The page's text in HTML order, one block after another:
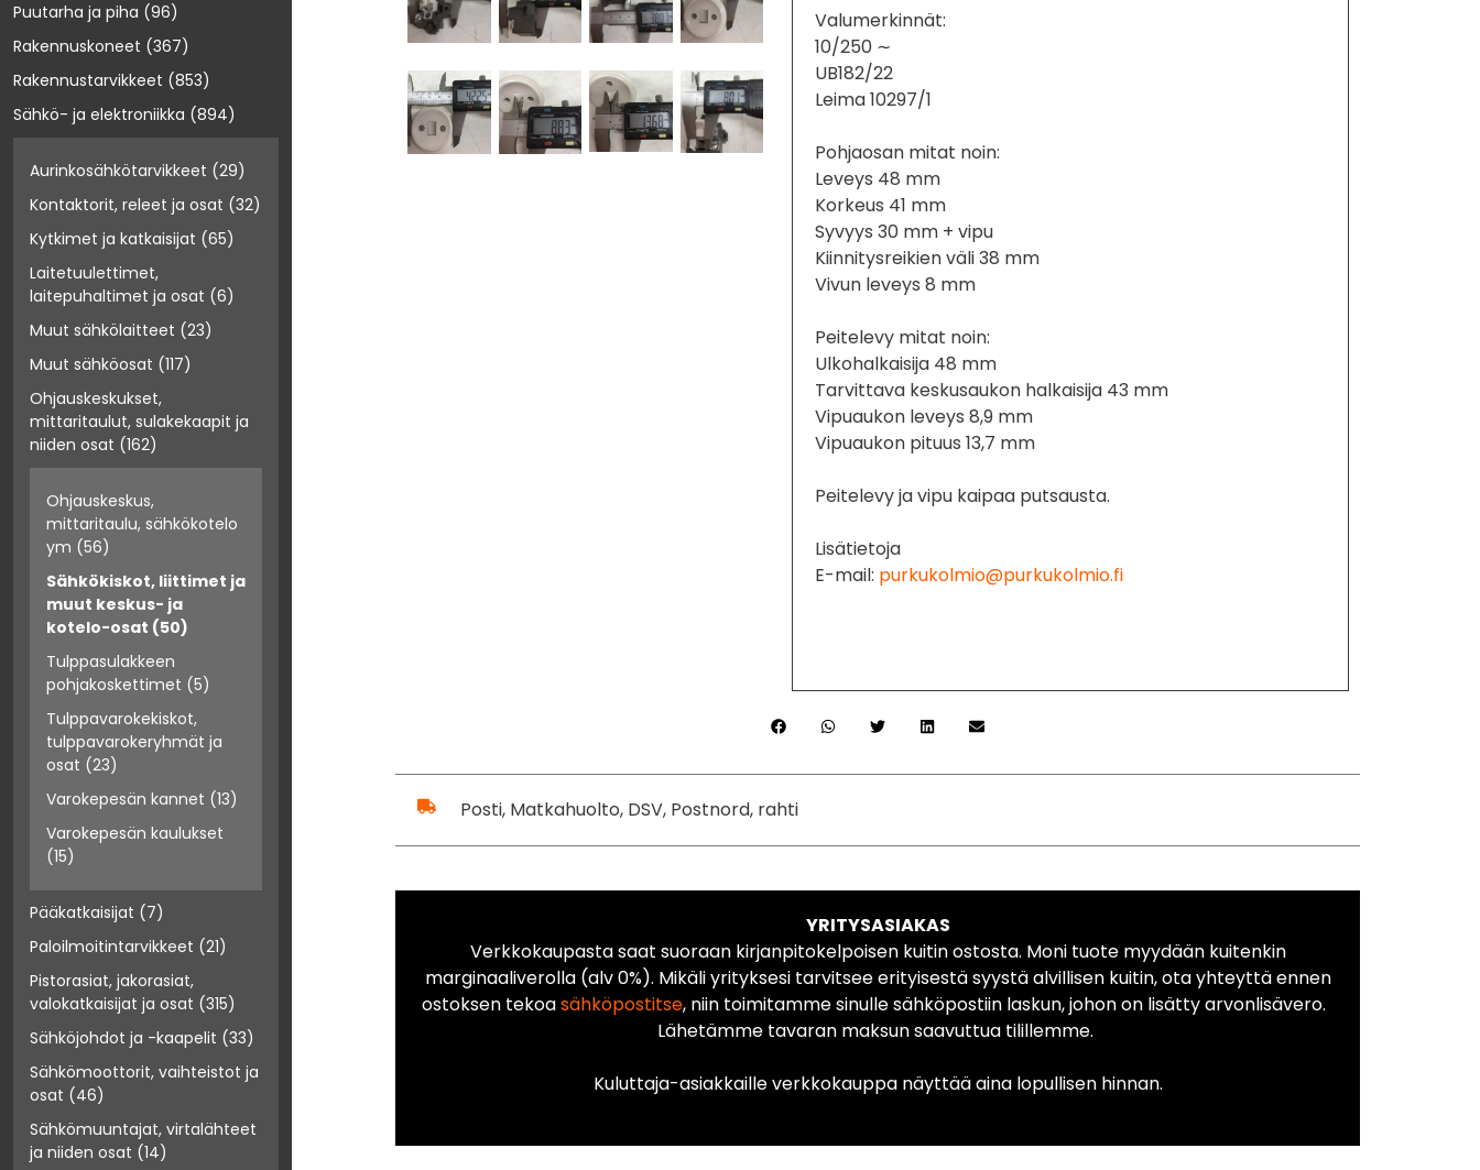
Puutarha ja piha (96)
Rakennuskoneet (367)
Rakennustarvikkeet (853)
Sähkö- ja elektroniikka (894)
Aurinkosähkötarvikkeet (29)
Kontaktorit, releet ja osat (32)
Kytkimet ja katkaisijat (65)
Laitetuulettimet,
laitepuhaltimet ja osat (6)
Muut sähkölaitteet (23)
Muut sähköosat (117)
Ohjauskeskukset,
mittaritaulut, sulakekaapit ja
niiden osat (162)
Ohjauskeskus,
mittaritaulu, sähkökotelo
ym (56)
Sähkökiskot, liittimet ja
muut keskus- ja
kotelo-osat (50)
Tulppasulakkeen
pohjakoskettimet (5)
Tulppavarokekiskot,
tulppavarokeryhmät ja
osat (23)
Varokepesän kannet (13)
Varokepesän kaulukset
(15)
Pääkatkaisijat (7)
Paloilmoitintarvikkeet (21)
Pistorasiat, jakorasiat,
valokatkaisijat ja osat (315)
Sähköjohdot ja -kaapelit (33)
Sähkömoottorit, vaihteistot ja
osat (46)
Sähkömuuntajat, virtalähteet
ja niiden osat (14)
Valumerkinnät:
10/250 ∼
UB182/22
Leima 10297/1
Pohjaosan mitat noin:
Leveys 48 mm
Korkeus 41 mm
Syvyys 30 mm + vipu
Kiinnitysreikien väli 38 mm
Vivun leveys 8 mm
Peitelevy mitat noin:
Ulkohalkaisija 48 mm
Tarvittava keskusaukon halkaisija 43 mm
Vipuaukon leveys 8,9 mm
Vipuaukon pituus 13,7 mm
Peitelevy ja vipu kaipaa putsausta.
Lisätietoja
E-mail: purkukolmio@purkukolmio.fi
Posti, Matkahuolto, DSV, Postnord, rahti
YRITYSASIAKAS
Verkkokaupasta saat suoraan kirjanpitokelpoisen kuitin ostosta. Moni tuote myydään kuitenkin
marginaaliverolla (alv 0%). Mikäli yrityksesi tarvitsee erityisestä syystä alvillisen kuitin, ota yhteyttä ennen
ostoksen tekoasähköpostitse, niin toimitamme sinulle sähköpostiin laskun, johon on lisätty arvonlisävero.
Lähetämme tavaran maksun saavuttua tilillemme.
Kuluttaja-asiakkaille verkkokauppa näyttää aina lopullisen hinnan.